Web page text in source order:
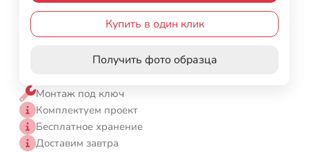
Купить в один клик
Получить фото образца
Монтаж под ключ
Комплектуем проект
Бесплатное хранение
Доставим завтра